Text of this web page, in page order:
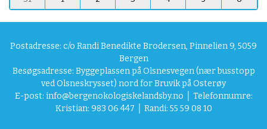
Postadresse: c/o Randi Benedikte Brodersen, Pinnelien 9, 5059
Bergen
Besøgsadresse: Byggeplassen på Olsnesvegen (nær busstopp
ved Olsneskrysset) nord for Bruvik på Osterøy
E-post: info@bergenokologiskelandsby.no │ Telefonnumre:
Kristian: 983 06 447 │ Randi: 55 59 08 10